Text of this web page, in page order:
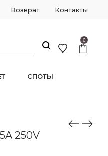
Возврат Контакты
0
СПОТЫ
250V